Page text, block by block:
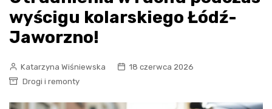
wyścigu kolarskiego Łódź-
Jaworzno!
Katarzyna Wiśniewska
18 czerwca 2026
Drogi i remonty